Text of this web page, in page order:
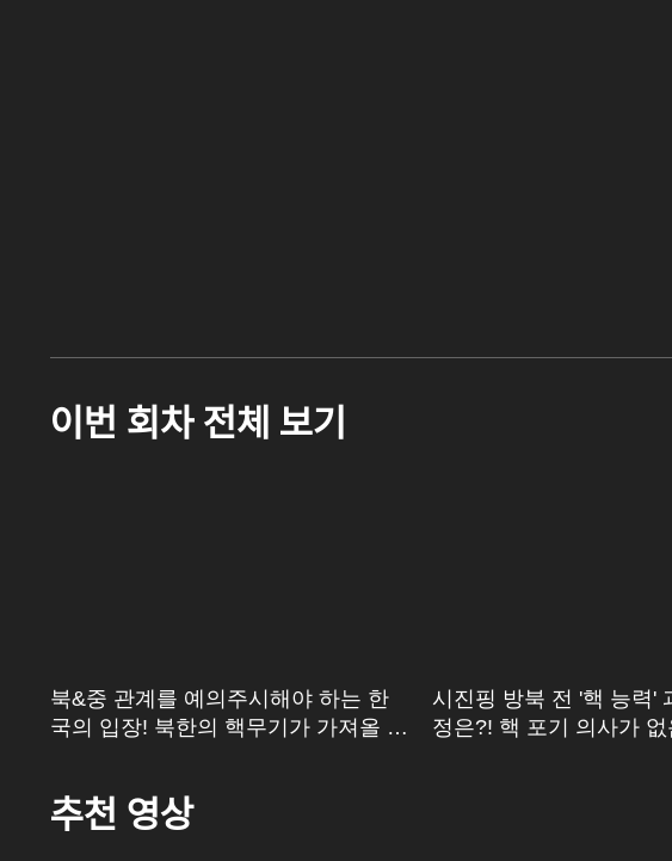
이번 회차 전체 보기
북&중 관계를 예의주시해야 하는 한
국의 입장! 북한의 핵무기가 가져올 영
시진핑 방북 전 '핵 능력'
정은?! 핵 포기 의사가 없
추천 영상